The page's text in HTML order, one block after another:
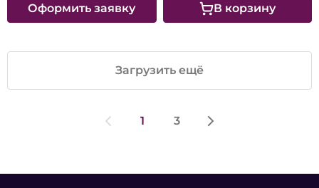
Оформить заявку В корзину
Загрузить ещё
1 3